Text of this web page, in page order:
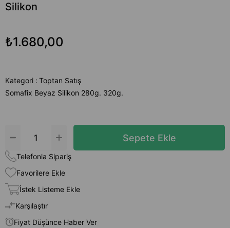
Silikon
₺1.680,00
Kategori : Toptan Satış
Somafix Beyaz Silikon 280g. 320g.
Telefonla Sipariş
Favorilere Ekle
İstek Listeme Ekle
Karşılaştır
Fiyat Düşünce Haber Ver